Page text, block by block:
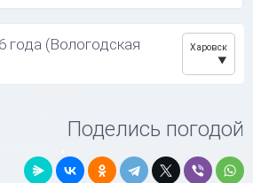
года (Вологодская
Харовск
Поделись погодой